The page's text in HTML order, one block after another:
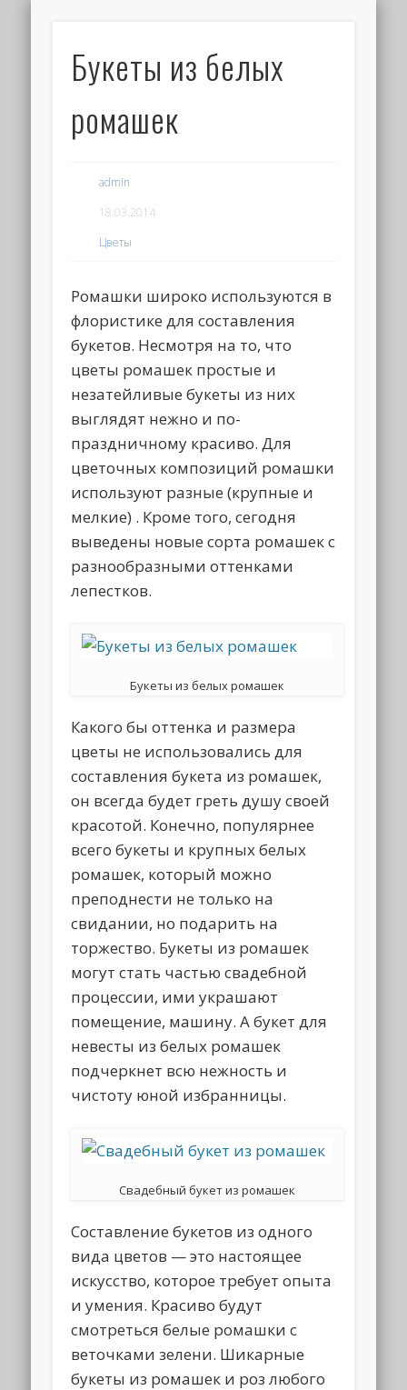
Букеты из белых
ромашек
admin
18.03.2014
Цветы
Ромашки широко используются в
флористике для составления
букетов. Несмотря на то, что
цветы ромашек простые и
незатейливые букеты из них
выглядят нежно и по-
праздничному красиво. Для
цветочных композиций ромашки
используют разные (крупные и
мелкие) . Кроме того, сегодня
выведены новые сорта ромашек с
разнообразными оттенками
лепестков.
Букеты из белых ромашек
Какого бы оттенка и размера
цветы не использовались для
составления букета из ромашек,
он всегда будет греть душу своей
красотой. Конечно, популярнее
всего букеты и крупных белых
ромашек, который можно
преподнести не только на
свидании, но подарить на
торжество. Букеты из ромашек
могут стать частью свадебной
процессии, ими украшают
помещение, машину. А букет для
невесты из белых ромашек
подчеркнет всю нежность и
чистоту юной избранницы.
Свадебный букет из ромашек
Составление букетов из одного
вида цветов — это настоящее
искусство, которое требует опыта
и умения. Красиво будут
смотреться белые ромашки с
веточками зелени. Шикарные
букеты из ромашек и роз любого